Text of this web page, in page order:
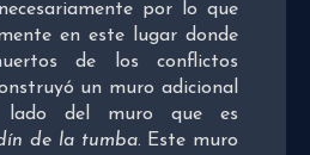
por lo que
en este lugar donde
de los conflictos
un muro adicional
lado del muro que es
de la tumba. Este muro